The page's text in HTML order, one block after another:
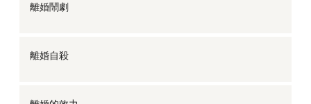
離婚鬧劇
離婚自殺